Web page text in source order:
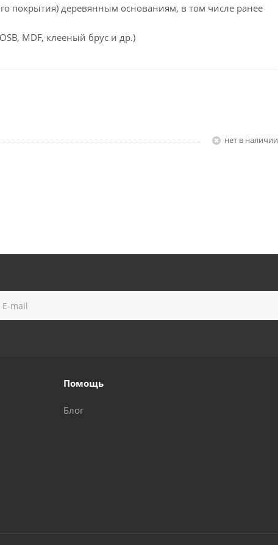
деревянным основаниям, в том числе ранее
MDF, клееный брус и др.)
Нет в наличии
Помощь
Блог